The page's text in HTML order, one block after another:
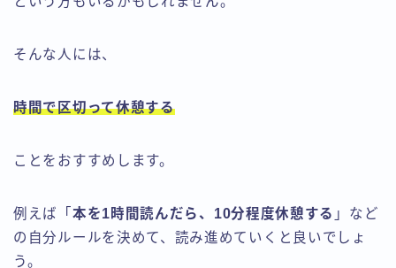
そんな人には、
時間で区切って休憩する
ことをおすすめします。
例えば「 本を1時間読んだら、10分程度休憩する 」など
の自分ルールを決めて、読み進めていくと良いでしょ
う。